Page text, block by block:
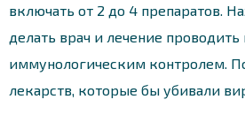
включать от 2 до 4 препаратов.
делать врач и лечение
иммунологическим контролем.
лекарств, которые бы убивали